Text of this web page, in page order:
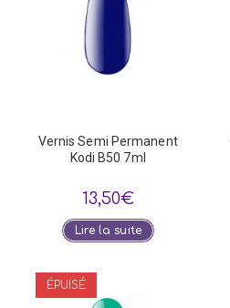
Vernis Semi Permanent
Kodi B50 7ml
13,50€
Lire la suite
ÉPUISÉ